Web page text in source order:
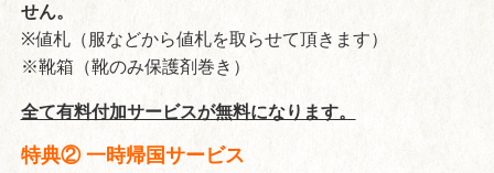
せん。
※値札（服などから値札を取らせて頂きます）
※靴箱（靴のみ保護剤巻き）
全て有料付加サービスが無料になります。
特典② 一時帰国サービス